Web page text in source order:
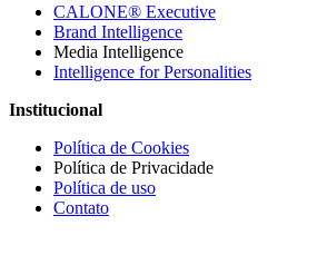
CALONE® Executive
Brand Intelligence
Media Intelligence
Intelligence for Personalities
Institucional
Política de Cookies
Política de Privacidade
Política de uso
Contato